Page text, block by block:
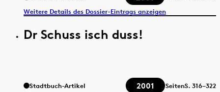
Weitere Details des Dossier-Eintrags anzeigen
Dr Schuss isch duss!
Stadtbuch-Artikel 2001 SeitenS. 316–322